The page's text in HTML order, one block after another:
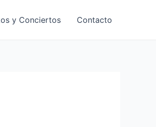
y Conciertos Contacto